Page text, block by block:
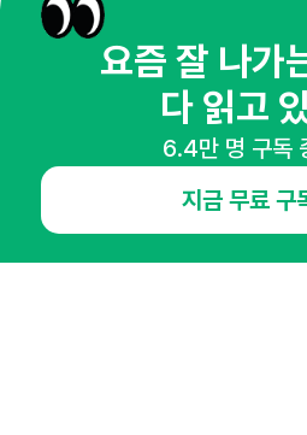
매주 화요일 아침,
마케팅 감각을 깨워 드릴게요!
65,043명의 마케터를 성장시키는 뉴스레터
요즘 잘 나가
다 읽고
6.4만 명 구독
지금 무료 구